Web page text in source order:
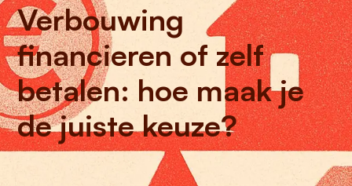
Verbouwing
financieren of zelf
betalen: hoe maak je
de juiste keuze?